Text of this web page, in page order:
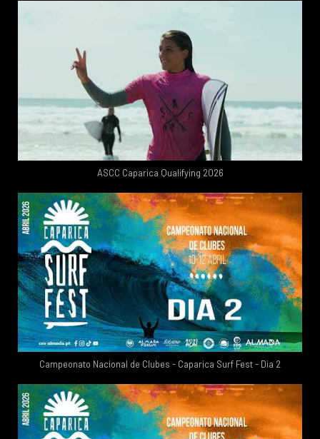
ASCC Caparica Qualifying 2026
Campeonato Nacional de Clubes - Caparica Surf Fest - Dia 2